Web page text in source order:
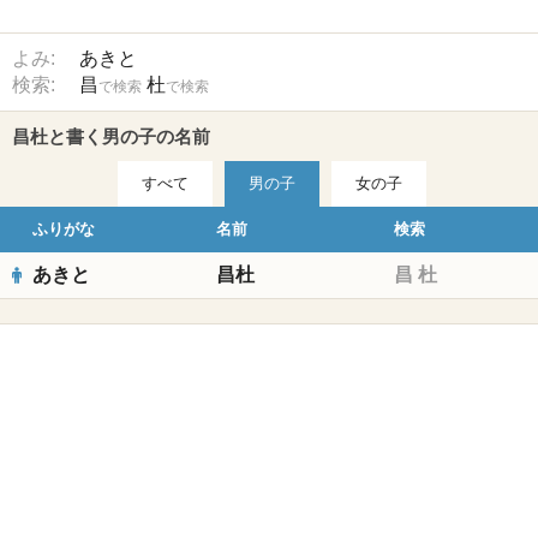
よみ:
あきと
検索:
昌 で検索 杜で検索
昌杜と書く男の子の名前
すべて 男の子 女の子
ふりがな 名前 検索
あきと 昌杜 昌 杜